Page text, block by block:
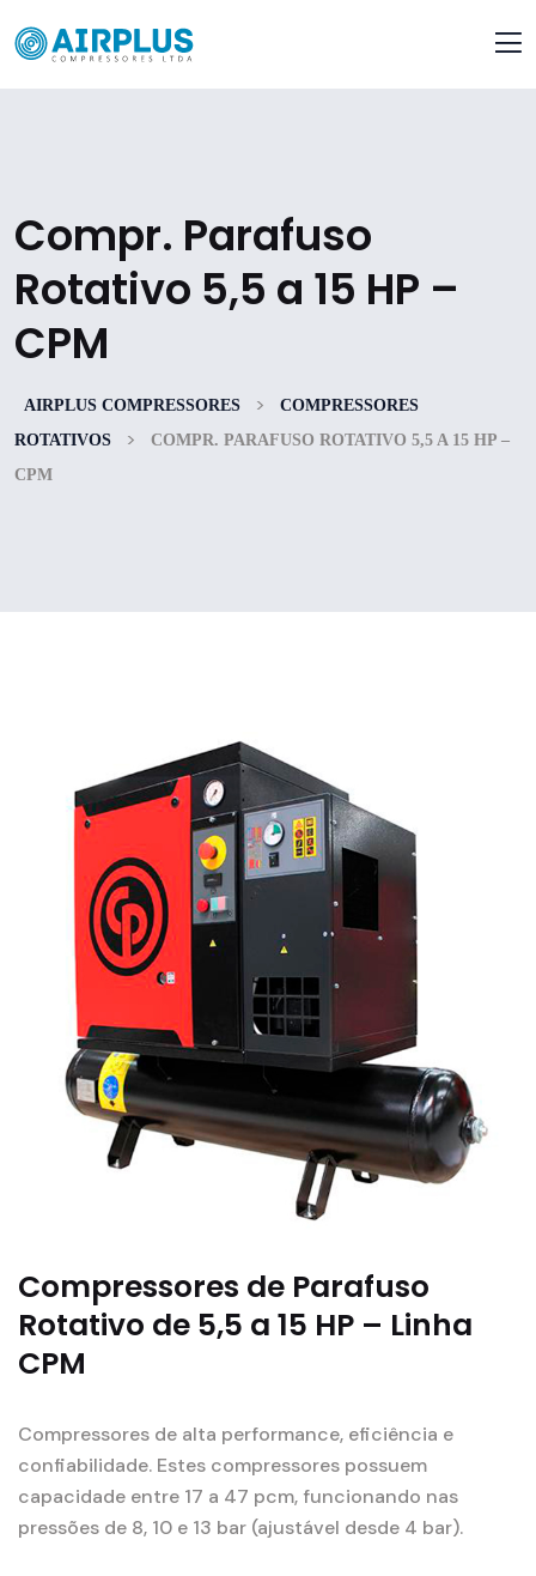
Compr. Parafuso
Rotativo 5,5 a 15 HP –
CPM
AIRPLUS COMPRESSORES >
COMPRESSORES
ROTATIVOS
>
COMPR. PARAFUSO ROTATIVO 5,5 A 15 HP –
CPM
Compressores de Parafuso
Rotativo de 5,5 a 15 HP – Linha
CPM
Compressores de alta performance, eficiência e
confiabilidade. Estes compressores possuem
capacidade entre 17 a 47 pcm, funcionando nas
pressões de 8, 10 e 13 bar (ajustável desde 4 bar).